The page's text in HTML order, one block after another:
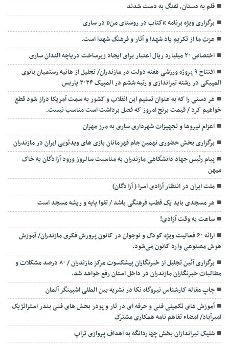
قلم به دستان، تفنگ به دست شدند
برگزاری ویژه برنامه “کتاب در روستای من” در ساری
عزت ما از تکریم یاد شهدا و آثار و فرهنگ شهدا است.
اختصاص ۲۰ میلیارد ریال اعتبار برای ایجاد زیرساخت دریاچه الندان ساری
افتتاح ۹ پروژه ورزشی هفته دولت در مازندران/ تجلیل از هانیه رستمیان بانوی
المپیکی در رشته تیراندازی و رتبه ششم در المپیک ۲۰۲۴ پاربس
هر دستی را که به عنوان تسلیم این انقلاب و کشور به سمت آمريکا دراز شود قطع
خواهیم کرد / قیمت برنج امروز که فصل برداشت است مناسب نیست.
اعزام نیروها و تجهیزات شهرداری ساری به مرز مهران
برگزاری بخش حضوری نهمین جام قهرمانان بازی های ویدئویی ایران در مازندران
پیام رئیس جهاد دانشگاهی مازندران به مناسبت سالروز ورود آزادگان به خاک
میهن
ملت ایران در انتظار آزادی اسرا ( آزادگان)
هر مسجدی باید یک قطب فرهنگی باشد / تقوا پایه و ریشه مسجد است
ساعت به وقت آزادی!
ارائه ۶۰ فعالیت ویژه کودک و نوجوان در کانون پرورش فکری مازندران/ آموزش
هوش مصنوعی وارد کانون می‌شود.
برگزاری آئین تجلیل از خبرنگاران پیشکسوت مرکز مازندران / ۸۰ درصد مشکلات و
مطالبات خبرنگاران مازندران در داخل استان رفع خواهد شد.
چاپ مقاله کارشناس نيروگاه نكا در نشریه بین المللی اشپینگر آلمان
آموزش های تکمیلی فنی و حرفه ای در تار و پودر بخش های فنی بندر استراتژیک
امیرآباد/ امضاء تفاهم نامه همکاری مشترک
شلیک تیراندازان بخش چهاردانگه به اهداف پروازی تراپ